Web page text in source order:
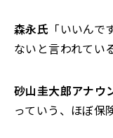
森永氏 「いいん
ないと言われてい
砂山圭大郎アナウ
っていう、ほぼ保